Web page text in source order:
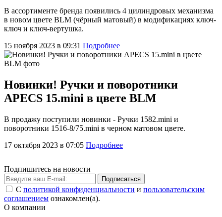
В ассортименте бренда появились 4 цилиндровых механизма
в новом цвете BLM (чёрный матовый) в модификациях ключ-
ключ и ключ-вертушка.
15 ноября 2023 в 09:31 Подробнее
Новинки! Ручки и поворотники
APECS 15.mini в цвете BLM
В продажу поступили новинки - Ручки 1582.mini и
поворотники 1516-8/75.mini в черном матовом цвете.
17 октября 2023 в 07:05 Подробнее
Подпишитесь на новости
Подписаться
С политикой конфиденциальности и пользовательским
соглашением ознакомлен(а).
О компании